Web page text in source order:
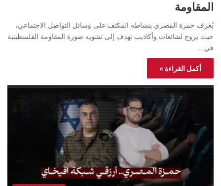
المقاومة
يُعرف حمزة المصري بنشاطه المكثف على وسائل التواصل الاجتماعي،
حيث يروج لشائعات وأكاذيب تهدف إلى تشويه صورة المقاومة الفلسطينية
في…
أكمل القراءة »